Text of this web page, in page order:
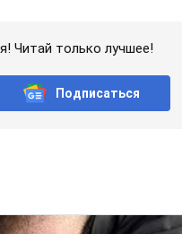
Читай только лучшее!
Подписаться